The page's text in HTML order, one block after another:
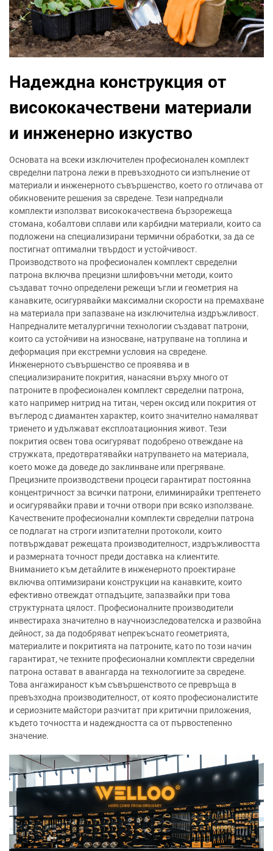
Надеждна конструкция от
висококачествени материали
и инженерно изкуство
Основата на всеки изключителен професионален комплект
свределни патрона лежи в превъзходното си изпълнение от
материали и инженерното съвършенство, което го отличава от
обикновените решения за свредене. Тези напреднали
комплекти използват висококачествена бързорежеща
стомана, кобалтови сплави или карбидни материали, които са
подложени на специализирани термични обработки, за да се
постигнат оптимални твърдост и устойчивост.
Производството на професионален комплект свределни
патрона включва прецизни шлифовъчни методи, които
създават точно определени режещи ъгли и геометрия на
канавките, осигурявайки максимални скорости на премахване
на материала при запазване на изключителна издръжливост.
Напредналите металургични технологии създават патрони,
които са устойчиви на износване, натрупване на топлина и
деформация при екстремни условия на свредене.
Инженерното съвършенство се проявява и в
специализираните покрития, нанасяни върху много от
патроните в професионален комплект свределни патрона,
като например нитрид на титан, черен оксид или покрития от
въглерод с диамантен характер, които значително намаляват
триенето и удължават експлоатационния живот. Тези
покрития освен това осигуряват подобрено отвеждане на
стружката, предотвратявайки натрупването на материала,
което може да доведе до заклинване или прегряване.
Прецизните производствени процеси гарантират постоянна
концентричност за всички патрони, елиминирайки трептенето
и осигурявайки прави и точни отвори при всяко използване.
Качествените професионални комплекти свределни патрона
се подлагат на строги изпитателни протоколи, които
потвърждават режещата производителност, издръжливостта
и размерната точност преди доставка на клиентите.
Вниманието към детайлите в инженерното проектиране
включва оптимизирани конструкции на канавките, които
ефективно отвеждат отпадъците, запазвайки при това
структурната цялост. Професионалните производители
инвестираха значително в научноизследователска и развойна
дейност, за да подобряват непрекъснато геометрията,
материалите и покритията на патроните, като по този начин
гарантират, че техните професионални комплекти свределни
патрона остават в авангарда на технологиите за свредене.
Това ангажираност към съвършенството се превръща в
превъзходна производителност, от която професионалистите
и сериозните майстори разчитат при критични приложения,
където точността и надеждността са от първостепенно
значение.